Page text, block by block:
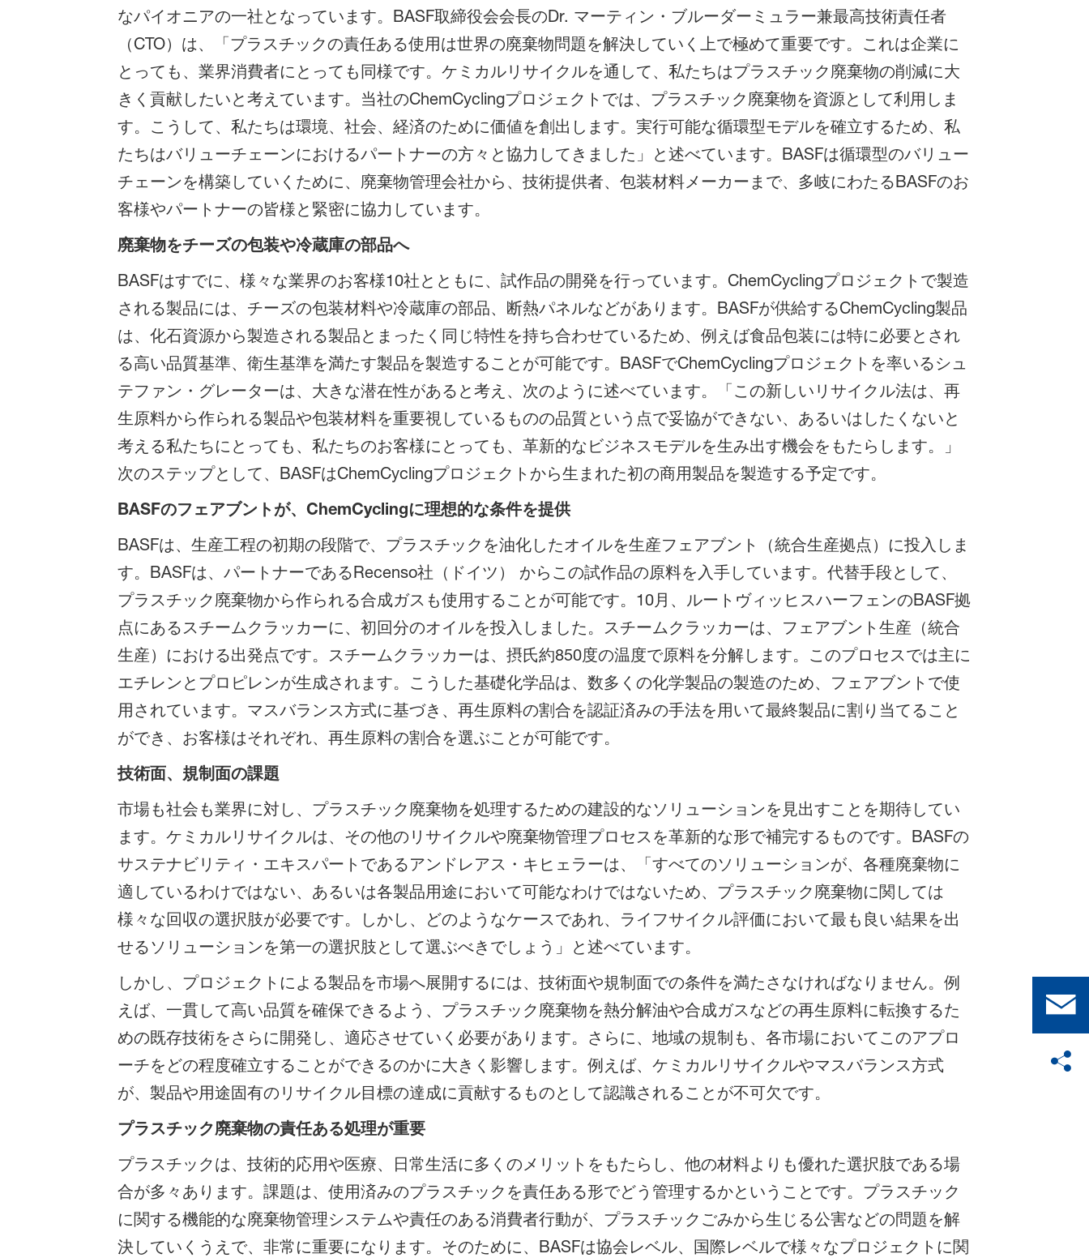
なパイオニアの一社となっています。BASF取締役会会長のDr. マーティン・ブルーダーミュラー兼最高技術責任者
（CTO）は、「プラスチックの責任ある使用は世界の廃棄物問題を解決していく上で極めて重要です。これは企業に
とっても、業界消費者にとっても同様です。ケミカルリサイクルを通して、私たちはプラスチック廃棄物の削減に大
きく貢献したいと考えています。当社のChemCyclingプロジェクトでは、プラスチック廃棄物を資源として利用しま
す。こうして、私たちは環境、社会、経済のために価値を創出します。実行可能な循環型モデルを確立するため、私
たちはバリューチェーンにおけるパートナーの方々と協力してきました」と述べています。BASFは循環型のバリュー
チェーンを構築していくために、廃棄物管理会社から、技術提供者、包装材料メーカーまで、多岐にわたるBASFのお
客様やパートナーの皆様と緊密に協力しています。
廃棄物をチーズの包装や冷蔵庫の部品へ
BASFはすでに、様々な業界のお客様10社とともに、試作品の開発を行っています。ChemCyclingプロジェクトで製造
される製品には、チーズの包装材料や冷蔵庫の部品、断熱パネルなどがあります。BASFが供給するChemCycling製品
は、化石資源から製造される製品とまったく同じ特性を持ち合わせているため、例えば食品包装には特に必要とされ
る高い品質基準、衛生基準を満たす製品を製造することが可能です。BASFでChemCyclingプロジェクトを率いるシュ
テファン・グレーターは、大きな潜在性があると考え、次のように述べています。「この新しいリサイクル法は、再
生原料から作られる製品や包装材料を重要視しているものの品質という点で妥協ができない、あるいはしたくないと
考える私たちにとっても、私たちのお客様にとっても、革新的なビジネスモデルを生み出す機会をもたらします。」
次のステップとして、BASFはChemCyclingプロジェクトから生まれた初の商用製品を製造する予定です。
BASFのフェアブントが、ChemCyclingに理想的な条件を提供
BASFは、生産工程の初期の段階で、プラスチックを油化したオイルを生産フェアブント（統合生産拠点）に投入しま
す。BASFは、パートナーであるRecenso社（ドイツ） からこの試作品の原料を入手しています。代替手段として、
プラスチック廃棄物から作られる合成ガスも使用することが可能です。10月、ルートヴィッヒスハーフェンのBASF拠
点にあるスチームクラッカーに、初回分のオイルを投入しました。スチームクラッカーは、フェアブント生産（統合
生産）における出発点です。スチームクラッカーは、摂氏約850度の温度で原料を分解します。このプロセスでは主に
エチレンとプロピレンが生成されます。こうした基礎化学品は、数多くの化学製品の製造のため、フェアブントで使
用されています。マスバランス方式に基づき、再生原料の割合を認証済みの手法を用いて最終製品に割り当てること
ができ、お客様はそれぞれ、再生原料の割合を選ぶことが可能です。
技術面、規制面の課題
市場も社会も業界に対し、プラスチック廃棄物を処理するための建設的なソリューションを見出すことを期待してい
ます。ケミカルリサイクルは、その他のリサイクルや廃棄物管理プロセスを革新的な形で補完するものです。BASFの
サステナビリティ・エキスパートであるアンドレアス・キヒェラーは、「すべてのソリューションが、各種廃棄物に
適しているわけではない、あるいは各製品用途において可能なわけではないため、プラスチック廃棄物に関しては
様々な回収の選択肢が必要です。しかし、どのようなケースであれ、ライフサイクル評価において最も良い結果を出
せるソリューションを第一の選択肢として選ぶべきでしょう」と述べています。
しかし、プロジェクトによる製品を市場へ展開するには、技術面や規制面での条件を満たさなければなりません。例
えば、一貫して高い品質を確保できるよう、プラスチック廃棄物を熱分解油や合成ガスなどの再生原料に転換するた
めの既存技術をさらに開発し、適応させていく必要があります。さらに、地域の規制も、各市場においてこのアプロ
ーチをどの程度確立することができるのかに大きく影響します。例えば、ケミカルリサイクルやマスバランス方式
が、製品や用途固有のリサイクル目標の達成に貢献するものとして認識されることが不可欠です。
プラスチック廃棄物の責任ある処理が重要
プラスチックは、技術的応用や医療、日常生活に多くのメリットをもたらし、他の材料よりも優れた選択肢である場
合が多々あります。課題は、使用済みのプラスチックを責任ある形でどう管理するかということです。プラスチック
に関する機能的な廃棄物管理システムや責任のある消費者行動が、プラスチックごみから生じる公害などの問題を解
決していくうえで、非常に重要になります。そのために、BASFは協会レベル、国際レベルで様々なプロジェクトに関